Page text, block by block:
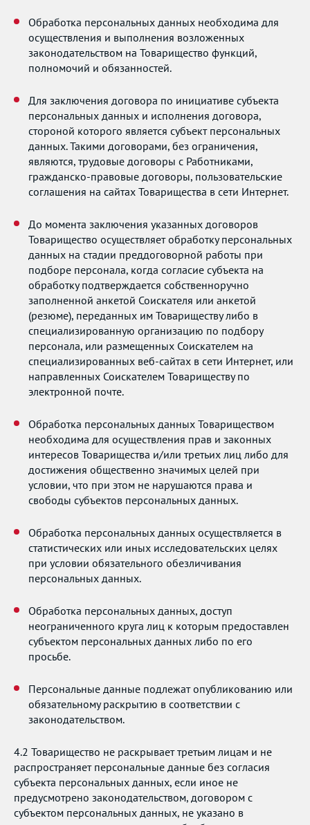
Обработка персональных данных необходима для
осуществления и выполнения возложенных
законодательством на Товарищество функций,
полномочий и обязанностей.
Для заключения договора по инициативе субъекта
персональных данных и исполнения договора,
стороной которого является субъект персональных
данных. Такими договорами, без ограничения,
являются, трудовые договоры с Работниками,
гражданско-правовые договоры, пользовательские
соглашения на сайтах Товарищества в сети Интернет.
До момента заключения указанных договоров
Товарищество осуществляет обработку персональных
данных на стадии преддоговорной работы при
подборе персонала, когда согласие субъекта на
обработку подтверждается собственноручно
заполненной анкетой Соискателя или анкетой
(резюме), переданных им Товариществу либо в
специализированную организацию по подбору
персонала, или размещенных Соискателем на
специализированных веб-сайтах в сети Интернет, или
направленных Соискателем Товариществу по
электронной почте.
Обработка персональных данных Товариществом
необходима для осуществления прав и законных
интересов Товарищества и/или третьих лиц либо для
достижения общественно значимых целей при
условии, что при этом не нарушаются права и
свободы субъектов персональных данных.
Обработка персональных данных осуществляется в
статистических или иных исследовательских целях
при условии обязательного обезличивания
персональных данных.
Обработка персональных данных, доступ
неограниченного круга лиц к которым предоставлен
субъектом персональных данных либо по его
просьбе.
Персональные данные подлежат опубликованию или
обязательному раскрытию в соответствии с
законодательством.
4.2 Товарищество не раскрывает третьим лицам и не
распространяет персональные данные без согласия
субъекта персональных данных, если иное не
предусмотрено законодательством, договором с
субъектом персональных данных, не указано в